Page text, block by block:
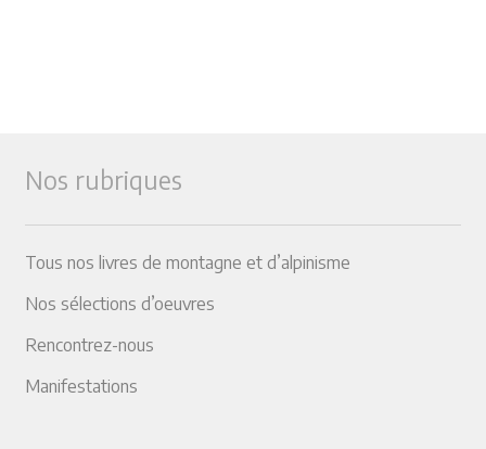
Nos rubriques
Tous nos livres de montagne et d’alpinisme
Nos sélections d’oeuvres
Rencontrez-nous
Manifestations